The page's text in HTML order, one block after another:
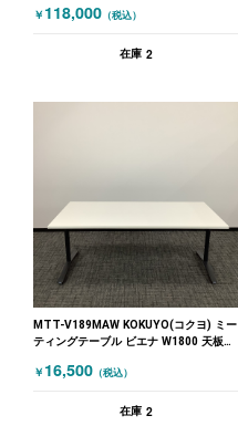
ル）
￥ 118,000 （税込）
在庫 2
MTT-V189MAW KOKUYO(コクヨ) ミー
ティングテーブル ビエナ W1800 天板フ
￥ 16,500 （税込）
在庫 2